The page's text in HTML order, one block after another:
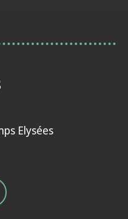
Elysées